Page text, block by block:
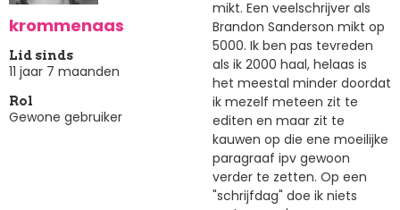
krommenaas
Lid sinds
11 jaar 7 maanden
Rol
Gewone gebruiker
mikt. Een veelschrijver als
Brandon Sanderson mikt op
5000. Ik ben pas tevreden
als ik 2000 haal, helaas is
het meestal minder doordat
ik mezelf meteen zit te
editen en maar zit te
kauwen op die ene moeilijke
paragraaf ipv gewoon
verder te zetten. Op een
"schrijfdag" doe ik niets